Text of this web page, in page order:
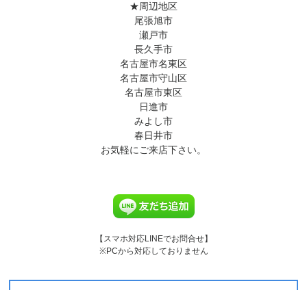
★周辺地区
尾張旭市
瀬戸市
長久手市
名古屋市名東区
名古屋市守山区
名古屋市東区
日進市
みよし市
春日井市
お気軽にご来店下さい。
【スマホ対応LINEでお問合せ】
※PCから対応しておりません